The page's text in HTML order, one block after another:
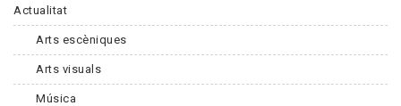
Actualitat
Arts escèniques
Arts visuals
Música